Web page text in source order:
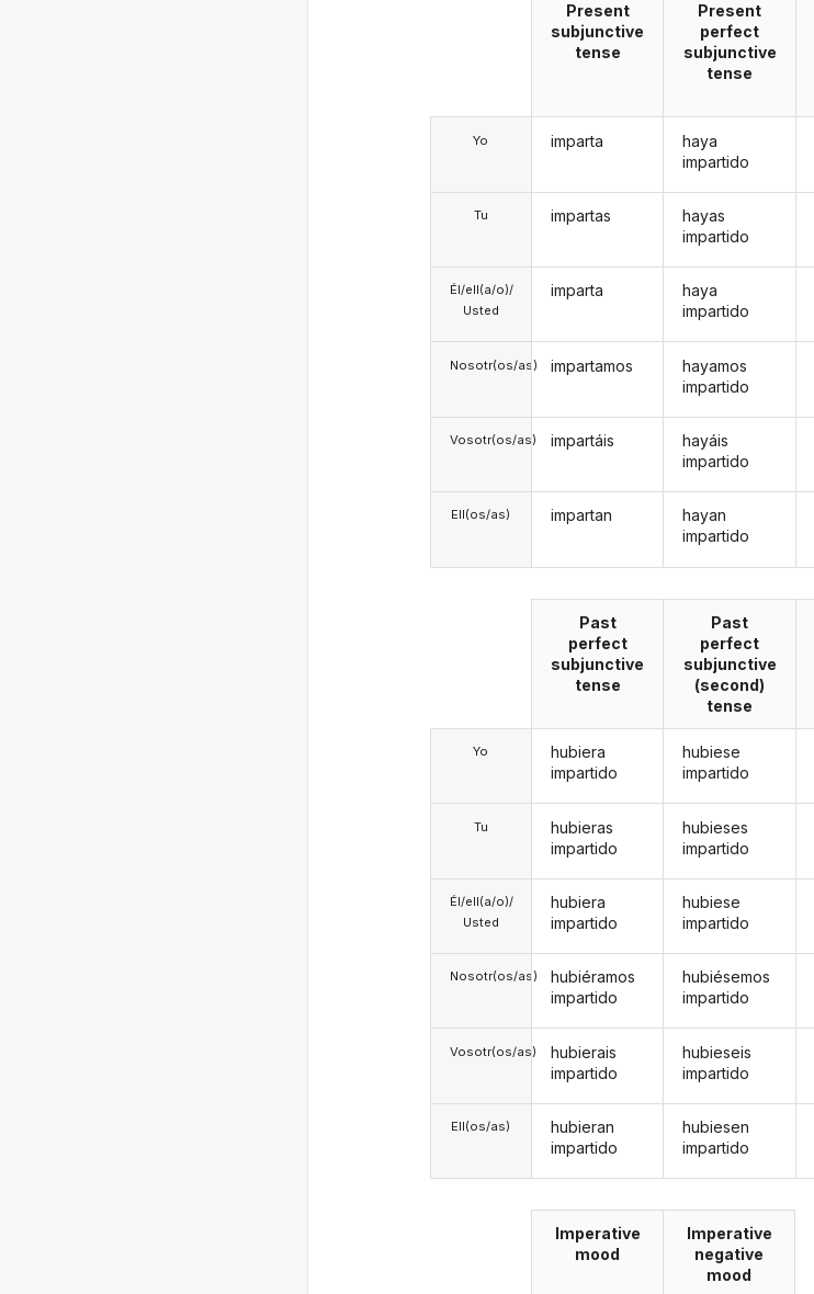
Yo
Tu
Él/ell(a/o)/
Usted
Nosotr(os/as)
Vosotr(os/as)
Ell(os/as)
Present
subjunctive
tense
imparta
impartas
imparta
impartamos
impartáis
impartan
Present
perfect
subjunctive
tense
haya
impartido
hayas
impartido
haya
impartido
hayamos
impartido
hayáis
impartido
hayan
impartido
Yo
Tu
Él/ell(a/o)/
Usted
Nosotr(os/as)
Vosotr(os/as)
Ell(os/as)
Past
perfect
subjunctive
tense
hubiera
impartido
hubieras
impartido
hubiera
impartido
hubiéramos
impartido
hubierais
impartido
hubieran
impartido
Past
perfect
subjunctive
(second)
tense
hubiese
impartido
hubieses
impartido
hubiese
impartido
hubiésemos
impartido
hubieseis
impartido
hubiesen
impartido
Imperative
mood
Imperative
negative
mood